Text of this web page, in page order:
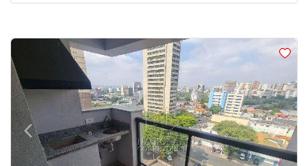
arrow_back_iosPrevious arrow_forward_iosNext